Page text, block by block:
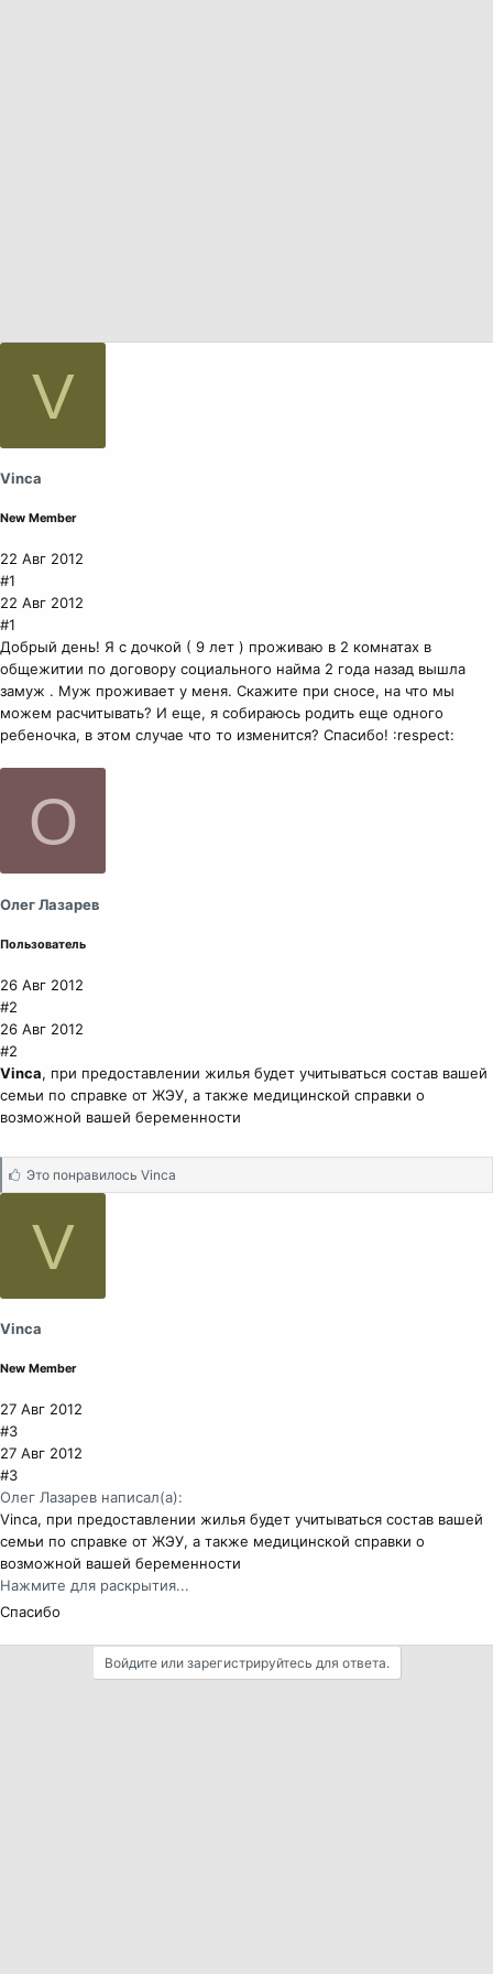
V
Vinca
New Member
22 Авг 2012
#1
22 Авг 2012
#1
Добрый день! Я с дочкой ( 9 лет ) проживаю в 2 комнатах в
общежитии по договору социального найма 2 года назад вышла
замуж . Муж проживает у меня. Скажите при сносе, на что мы
можем расчитывать? И еще, я собираюсь родить еще одного
ребеночка, в этом случае что то изменится? Спасибо! :respect:
О
Олег Лазарев
Пользователь
26 Авг 2012
#2
26 Авг 2012
#2
Vinca, при предоставлении жилья будет учитываться состав вашей
семьи по справке от ЖЭУ, а также медицинской справки о
возможной вашей беременности
С
и
и
Это понравилось Vinca
V
Vinca
New Member
27 Авг 2012
#3
27 Авг 2012
#3
Олег Лазарев написал(а):
Vinca, при предоставлении жилья будет учитываться состав вашей
семьи по справке от ЖЭУ, а также медицинской справки о
возможной вашей беременности
Нажмите для раскрытия...
Спасибо
Войдите или зарегистрируйтесь для ответа.